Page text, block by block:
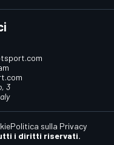
3
i diritti riservati.
Politica sulla Privacy